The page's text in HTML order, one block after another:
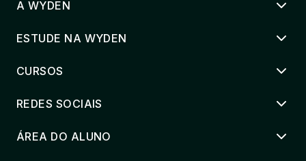
A WYDEN
ESTUDE NA WYDEN
CURSOS
REDES SOCIAIS
ÁREA DO ALUNO